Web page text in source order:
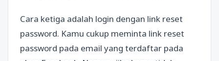
Cara ketiga adalah login dengan link reset
password. Kamu cukup meminta link reset
password pada email yang terdaftar pada